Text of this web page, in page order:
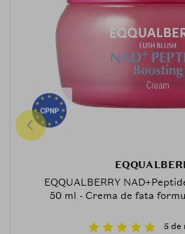
EQQUALBERRY
50 ml - Crema de fata
5 de